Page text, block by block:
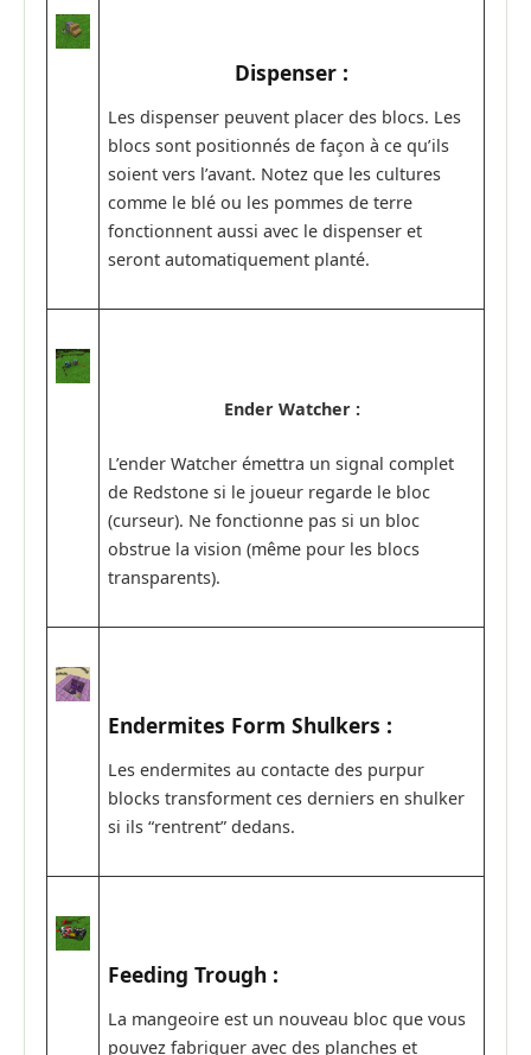
Dispenser :
Les dispenser peuvent placer des blocs. Les
blocs sont positionnés de façon à ce qu’ils
soient vers l’avant. Notez que les cultures
comme le blé ou les pommes de terre
fonctionnent aussi avec le dispenser et
seront automatiquement planté.
Ender Watcher :
L’ender Watcher émettra un signal complet
de Redstone si le joueur regarde le bloc
(curseur). Ne fonctionne pas si un bloc
obstrue la vision (même pour les blocs
transparents).
Endermites Form Shulkers :
Les endermites au contacte des purpur
blocks transforment ces derniers en shulker
si ils “rentrent” dedans.
Feeding Trough :
La mangeoire est un nouveau bloc que vous
pouvez fabriquer avec des planches et